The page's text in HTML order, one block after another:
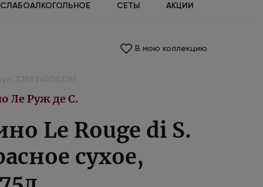
СЛАБОАЛКОГОЛЬНОЕ СЕТЫ АКЦИИ
В мою коллекцию
Ле Руж де С.
Le Rouge di S.
сухое,